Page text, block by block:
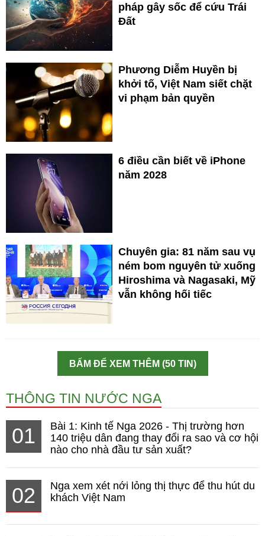
pháp gây sốc để cứu Trái
Đất
Phương Diễm Huyền bị
khởi tố, Việt Nam siết chặt
vi phạm bản quyền
6 điều cần biết về iPhone
năm 2028
Chuyên gia: 81 năm sau vụ
ném bom nguyên tử xuống
Hiroshima và Nagasaki, Mỹ
vẫn không hối tiếc
BẤM ĐỂ XEM THÊM (50 TIN)
THÔNG TIN NƯỚC NGA
01
Bài 1: Kinh tế Nga 2026 - Thị trường hơn
140 triệu dân đang thay đổi ra sao và cơ hội
nào cho nhà đầu tư sản xuất?
02
Nga xem xét nới lỏng thị thực để thu hút du
khách Việt Nam